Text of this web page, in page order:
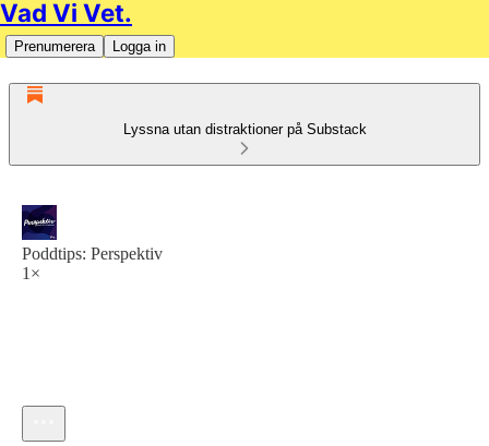
Vad Vi Vet.
Prenumerera Logga in
Lyssna utan distraktioner på Substack
Poddtips: Perspektiv
1×